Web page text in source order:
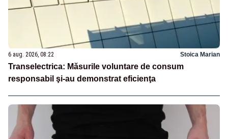
6 aug. 2026, 08:22 Stoica Marian
Transelectrica: Măsurile voluntare de consum
responsabil şi-au demonstrat eficienţa